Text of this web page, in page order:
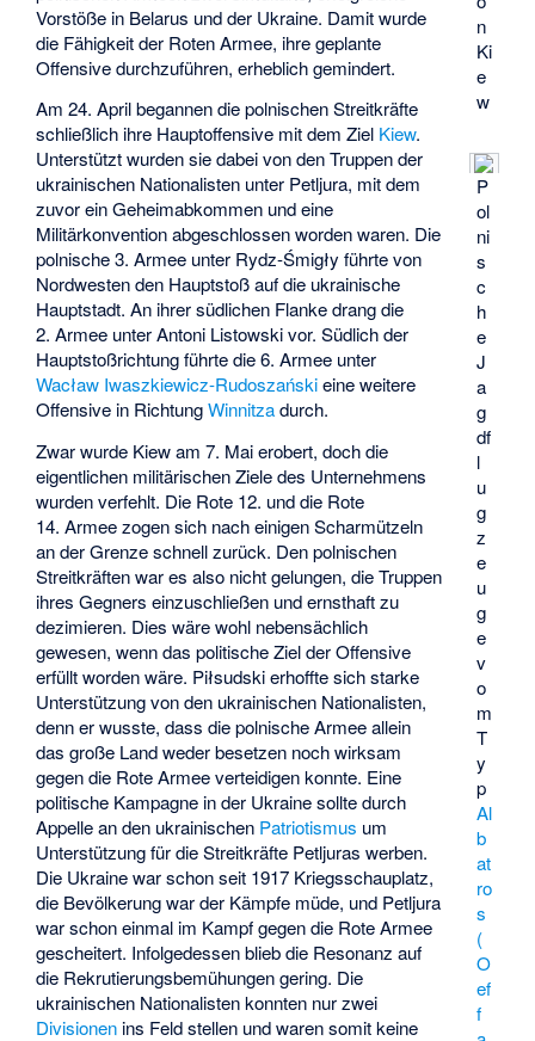
n
Ki
e
w
P
ol
ni
s
c
h
e
J
a
g
df
l
u
g
z
e
u
g
e
v
o
m
T
y
p
Al
b
at
ro
s
(
O
ef
f
Vorstöße in Belarus und der Ukraine. Damit wurde
die Fähigkeit der Roten Armee, ihre geplante
Offensive durchzuführen, erheblich gemindert.
Am 24. April begannen die polnischen Streitkräfte
schließlich ihre Hauptoffensive mit dem Ziel Kiew.
Unterstützt wurden sie dabei von den Truppen der
ukrainischen Nationalisten unter Petljura, mit dem
zuvor ein Geheimabkommen und eine
Militärkonvention abgeschlossen worden waren. Die
polnische 3. Armee unter Rydz-Śmigły führte von
Nordwesten den Hauptstoß auf die ukrainische
Hauptstadt. An ihrer südlichen Flanke drang die
2. Armee unterAntoni Listowskivor. Südlich der
Hauptstoßrichtung führte die 6. Armee unter
Wacław Iwaszkiewicz-Rudoszańskieine weitere
Offensive in RichtungWinnitzadurch.
Zwar wurde Kiew am 7. Mai erobert, doch die
eigentlichen militärischen Ziele des Unternehmens
wurden verfehlt. Die Rote 12. und die Rote
14. Armee zogen sich nach einigen Scharmützeln
an der Grenze schnell zurück. Den polnischen
Streitkräften war es also nicht gelungen, die Truppen
ihres Gegners einzuschließen und ernsthaft zu
dezimieren. Dies wäre wohl nebensächlich
gewesen, wenn das politische Ziel der Offensive
erfüllt worden wäre. Piłsudski erhoffte sich starke
Unterstützung von den ukrainischen Nationalisten,
denn er wusste, dass die polnische Armee allein
das große Land weder besetzen noch wirksam
gegen die Rote Armee verteidigen konnte. Eine
politische Kampagne in der Ukraine sollte durch
Appelle an den ukrainischen Patriotismus um
Unterstützung für die Streitkräfte Petljuras werben.
Die Ukraine war schon seit 1917 Kriegsschauplatz,
die Bevölkerung war der Kämpfe müde, und Petljura
war schon einmal im Kampf gegen die Rote Armee
gescheitert. Infolgedessen blieb die Resonanz auf
die Rekrutierungsbemühungen gering. Die
ukrainischen Nationalisten konnten nur zwei
Divisionen ins Feld stellen und waren somit keine